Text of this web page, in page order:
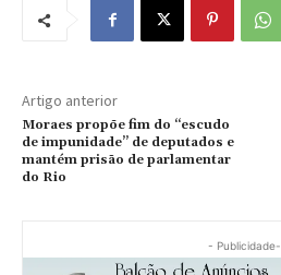
Artigo anterior
Moraes propõe fim do “escudo
de impunidade” de deputados e
mantém prisão de parlamentar
do Rio
- Publicidade-